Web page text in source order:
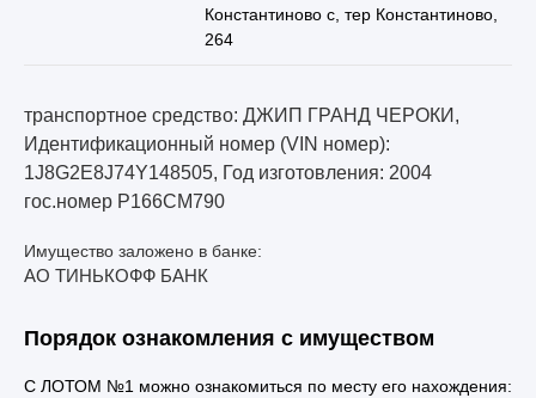
Константиново с, тер Константиново,
264
транспортное средство: ДЖИП ГРАНД ЧЕРОКИ,
Идентификационный номер (VIN номер):
1J8G2E8J74Y148505, Год изготовления: 2004
гос.номер Р166СМ790
Имущество заложено в банке:
АО ТИНЬКОФФ БАНК
Порядок ознакомления с имуществом
С ЛОТОМ №1 можно ознакомиться по месту его нахождения: